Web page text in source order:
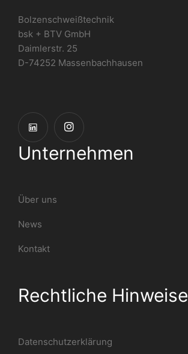
Bolzenschweißtechnik
bsk + BTV GmbH
Daimlerstr. 25
D-74252 Massenbachhausen
Unternehmen
Über uns
News
Kontakt
Rechtliche Hinweise
Datenschutzerklärung